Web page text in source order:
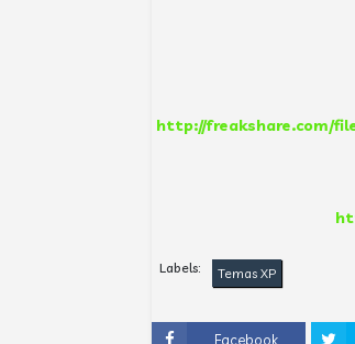
http://freakshare.com/
Labels: Temas XP
Facebook